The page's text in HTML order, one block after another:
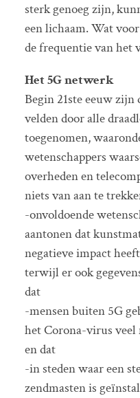
sterk genoeg zijn,
een lichaam. Wat
de frequentie van het
Het 5G netwerk
Begin 21ste eeuw
velden door alle
toegenomen,
wetenschappers
overheden en
niets van aan te
-onvoldoende
aantonen dat
negatieve impact
terwijl er ook
dat
-mensen buiten 5G
het Corona-virus veel
en dat
-in steden waar een
zendmasten is